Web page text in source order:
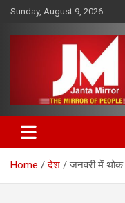
Skip
content
Sunday, August 9, 2026
Janta
Home देश जनवरी में थोक